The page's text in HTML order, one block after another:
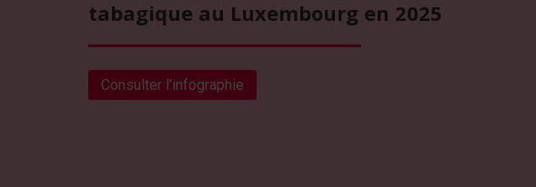
tabagique au Luxembourg en 2025
Consulter l’infographie